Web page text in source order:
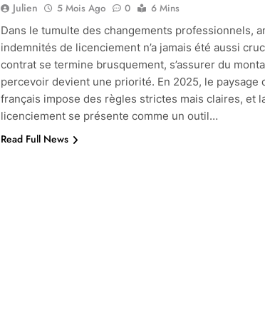
Julien 5 Mois Ago 0
6 Mins
Dans le tumulte des changements professionnels,
indemnités de licenciement n’a jamais été aussi
contrat se termine brusquement, s’assurer du
percevoir devient une priorité. En 2025, le paysage
français impose des règles strictes mais claires, et
licenciement se présente comme un outil…
Read Full News